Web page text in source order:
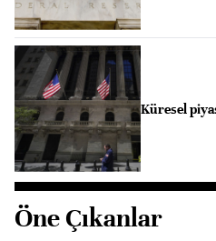
Küresel
Öne Çıkanlar